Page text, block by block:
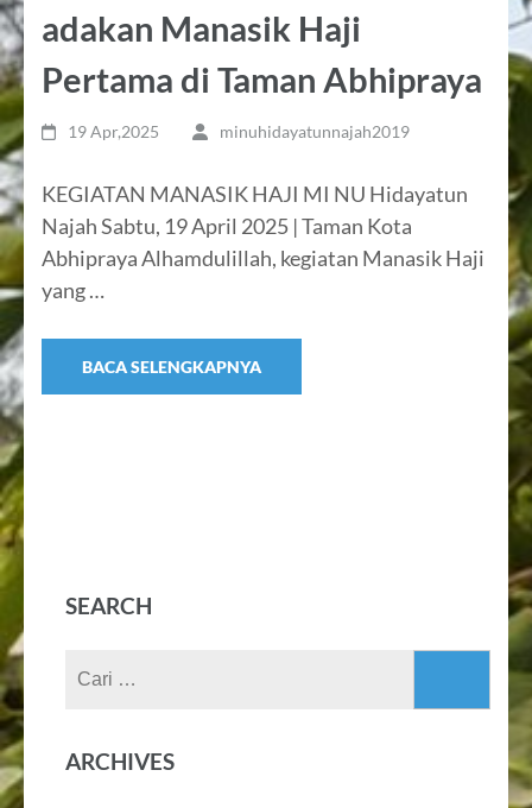
adakan Manasik Haji
Pertama di Taman Abhipraya
19 Apr,2025 minuhidayatunnajah2019
KEGIATAN MANASIK HAJI MI NU Hidayatun
Najah Sabtu, 19 April 2025 | Taman Kota
Abhipraya Alhamdulillah, kegiatan Manasik Haji
yang …
BACA SELENGKAPNYA
SEARCH
ARCHIVES